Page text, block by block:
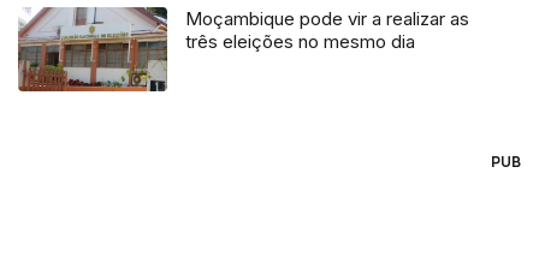
Moçambique pode vir a realizar as
três eleições no mesmo dia
PUB